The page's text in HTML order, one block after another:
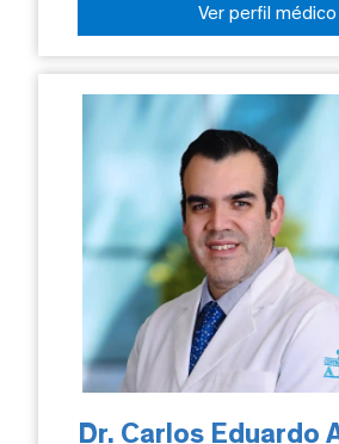
Ver perfil médico
Dr. Carlos Eduardo